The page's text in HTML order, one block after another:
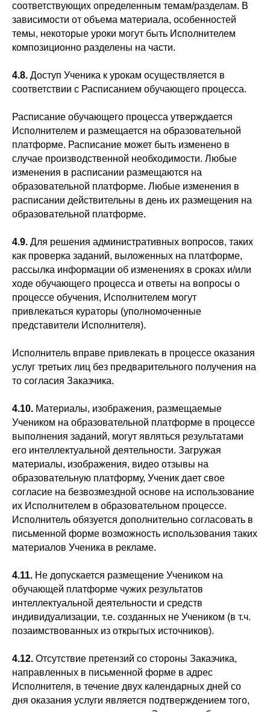
соответствующих определенным темам/разделам. В
зависимости от объема материала, особенностей
темы, некоторые уроки могут быть Исполнителем
композиционно разделены на части.
4.8. Доступ Ученика к урокам осуществляется в
соответствии с Расписанием обучающего процесса.
Расписание обучающего процесса утверждается
Исполнителем и размещается на образовательной
платформе. Расписание может быть изменено в
случае производственной необходимости. Любые
изменения в расписании размещаются на
образовательной платформе. Любые изменения в
расписании действительны в день их размещения на
образовательной платформе.
4.9. Для решения административных вопросов, таких
как проверка заданий, выложенных на платформе,
рассылка информации об изменениях в сроках и/или
ходе обучающего процесса и ответы на вопросы о
процессе обучения, Исполнителем могут
привлекаться кураторы (уполномоченные
представители Исполнителя).
Исполнитель вправе привлекать в процессе оказания
услуг третьих лиц без предварительного получения на
то согласия Заказчика.
4.10. Материалы, изображения, размещаемые
Учеником на образовательной платформе в процессе
выполнения заданий, могут являться результатами
его интеллектуальной деятельности. Загружая
материалы, изображения, видео отзывы на
образовательную платформу, Ученик дает свое
согласие на безвозмездной основе на использование
их Исполнителем в образовательном процессе.
Исполнитель обязуется дополнительно согласовать в
письменной форме возможность использования таких
материалов Ученика в рекламе.
4.11. Не допускается размещение Учеником на
обучающей платформе чужих результатов
интеллектуальной деятельности и средств
индивидуализации, т.е. созданных не Учеником (в т.ч.
позаимствованных из открытых источников).
4.12. Отсутствие претензий со стороны Заказчика,
направленных в письменной форме в адрес
Исполнителя, в течение двух календарных дней со
дня оказания услуги является подтверждением того,